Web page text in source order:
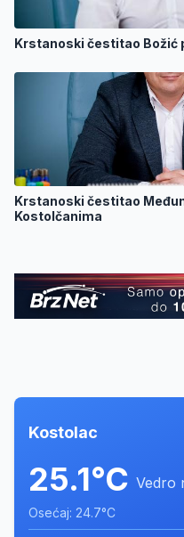
Krstanoski čestitao Božić
Krstanoski čestitao
Kostolčanima
Kostolac
25.1°C Vedro
Osećaj: 24.7°C